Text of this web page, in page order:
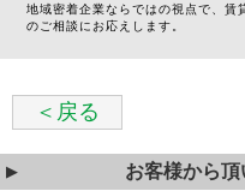
地域密着企業ならではの視点で、賃
のご相談にお応えします。
＜戻る
お客様から頂